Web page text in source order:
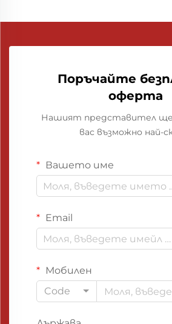
Поръчайте
оферта
Нашият представител ще
вас възможно най-
Вашето име
Email
Мобилен
Code